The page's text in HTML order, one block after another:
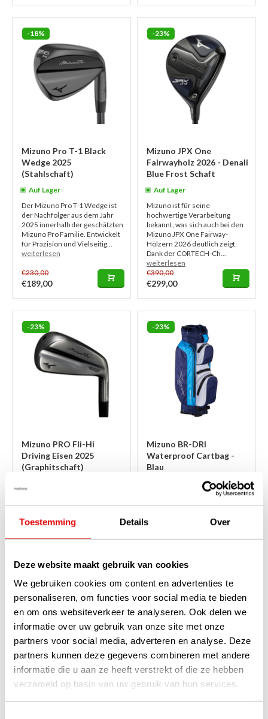
Toestemming Details Over
Deze website maakt gebruik van cookies
We gebruiken cookies om content en advertenties te
personaliseren, om functies voor social media te bieden
en om ons websiteverkeer te analyseren. Ook delen we
informatie over uw gebruik van onze site met onze
partners voor social media, adverteren en analyse. Deze
partners kunnen deze gegevens combineren met andere
informatie die u aan ze heeft verstrekt of die ze hebben
verzameld op basis van uw gebruik van hun services.
-18%
Mizuno Pro T-1 Black
Wedge 2025
(Stahlschaft)
Auf Lager
Der Mizuno Pro T-1 Wedge ist
der Nachfolger aus dem Jahr
2025 innerhalb der geschätzten
Mizuno Pro Familie. Entwickelt
für Präzision und Vielseitig...
weiterlesen
€230,00
€189,00
-23%
Mizuno JPX One
Fairwayholz 2026 - Denali
Blue Frost Schaft
Auf Lager
Mizuno ist für seine
hochwertige Verarbeitung
bekannt, was sich auch bei den
Mizuno JPX One Fairway-
Hölzern 2026 deutlich zeigt.
Dank der CORTECH-Ch...
weiterlesen
€390,00
€299,00
-23%
Mizuno PRO Fli-Hi
Driving Eisen 2025
(Graphitschaft)
fantastische Qualität dieses
Mizuno Pro Fli-Hi Driving Eisens
2025. Dieses Kraftpaket der
Mizuno Pro Serie ist so gebaut,...
€229,00
-23%
Mizuno BR-DRI
Waterproof Cartbag -
Blau
Diese 100% wasserdichte
Mizuno BR-DRI Cartbag ist ein
hervorragender Beweis dafür,
dass Mizuno eine Top-Marke ist.
In Navy-Blau ausgeführt, ist sie
€269,00
-25%
SALE
-18%